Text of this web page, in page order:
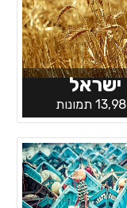
ישראל
תמונות